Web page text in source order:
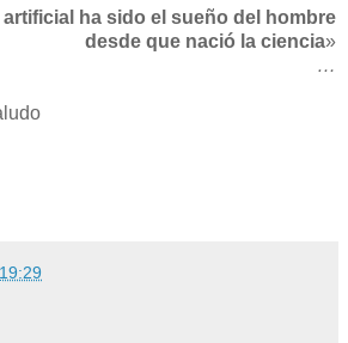
ha sido el sueño del hombre
desde que nació la ciencia»
…
19:29